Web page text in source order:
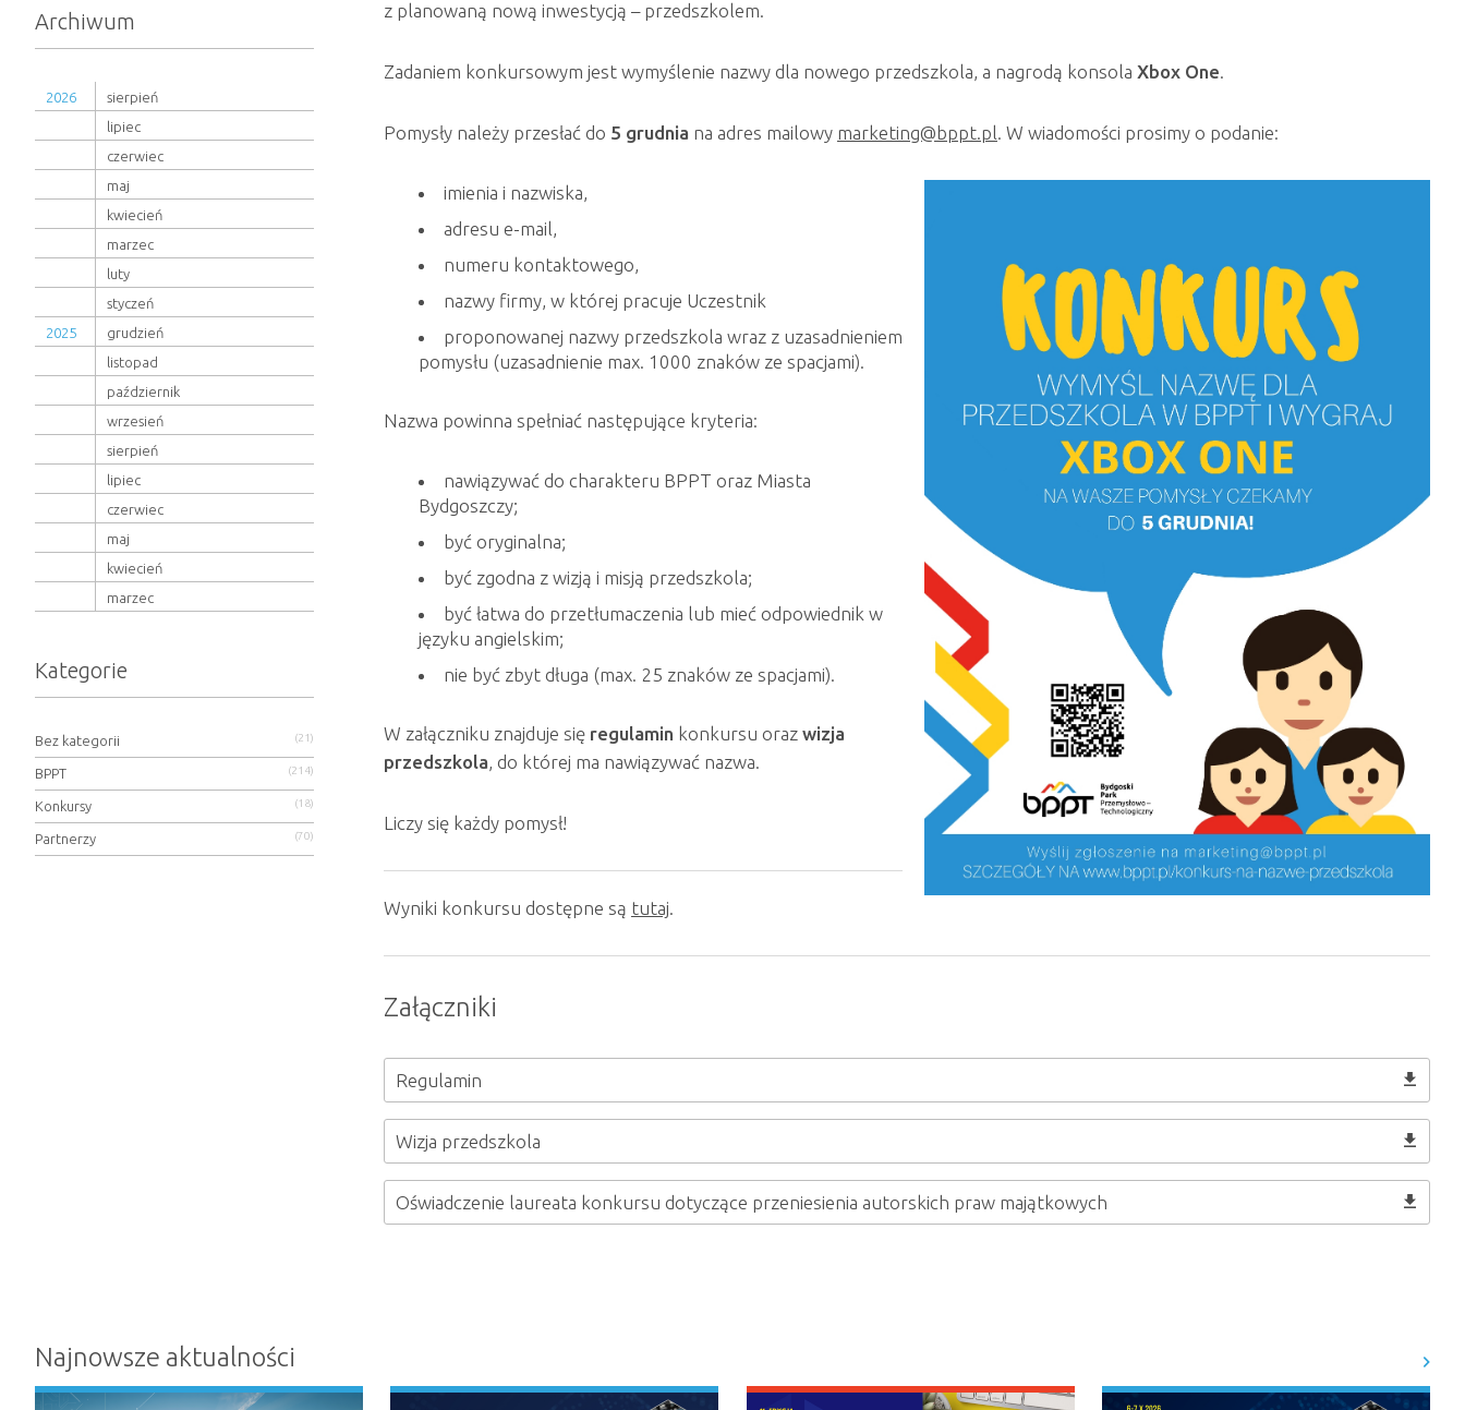
z planowaną nową inwestycją – przedszkolem.
Zadaniem konkursowym jest wymyślenie nazwy dla nowego przedszkola, a nagrodą konsola Xbox One.
Pomysły należy przesłać do 5 grudnia na adres mailowy marketing@bppt.pl. W wiadomości prosimy o podanie:
imienia i nazwiska,
adresu e-mail,
numeru kontaktowego,
nazwy firmy, w której pracuje Uczestnik
proponowanej nazwy przedszkola wraz z uzasadnieniem
pomysłu (uzasadnienie max. 1000 znaków ze spacjami).
Nazwa powinna spełniać następujące kryteria:
nawiązywać do charakteru BPPT oraz Miasta
Bydgoszczy;
być oryginalna;
być zgodna z wizją i misją przedszkola;
być łatwa do przetłumaczenia lub mieć odpowiednik w
języku angielskim;
nie być zbyt długa (max. 25 znaków ze spacjami).
W załączniku znajduje się regulamin konkursu oraz wizja
przedszkola, do której ma nawiązywać nazwa.
Liczy się każdy pomysł!
Wyniki konkursu dostępne są tutaj.
Załączniki
Regulamin
Wizja przedszkola
Oświadczenie laureata konkursu dotyczące przeniesienia autorskich praw majątkowych
Archiwum
2026
sierpień
lipiec
czerwiec
maj
kwiecień
marzec
luty
styczeń
2025
grudzień
listopad
październik
wrzesień
sierpień
lipiec
czerwiec
maj
kwiecień
marzec
Kategorie
Bez kategorii (21)
BPPT (214)
Konkursy (18)
Partnerzy (70)
Najnowsze aktualności